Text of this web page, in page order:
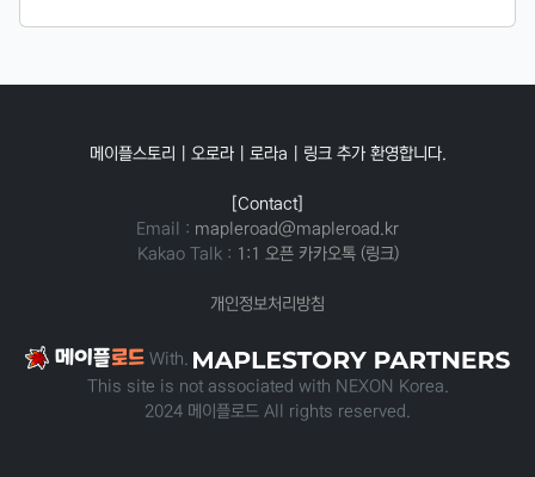
메이플스토리 | 오로라 | 로라a | 링크 추가 환영합니다.
[Contact]
Email : mapleroad@mapleroad.kr
Kakao Talk : 1:1 오픈 카카오톡 (링크)
개인정보처리방침
메이플로드 With.
This site is not associated with NEXON Korea.
© 2024 메이플로드 All rights reserved.